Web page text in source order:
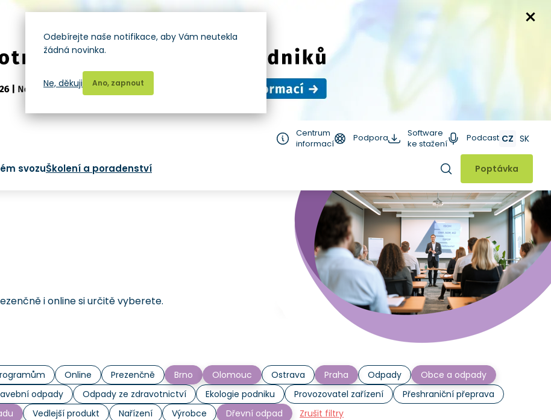
Centrum
informací
Podpora
Software
ke stažení
Podcast CZ SK
svozuŠkolení a poradenství Hledat
Poptávka
i online si určitě vyberete.
Online Prezenčně Brno Olomouc Ostrava Praha Odpady
Obce a odpady
odpady Odpady ze zdravotnictví Ekologie podniku Provozovatel zařízení
Přeshraniční přeprava
Vedlejší produkt Nařízení Výrobce Dřevní odpad Zrušit filtry
Odebírejte naše notifikace, aby Vám neutekla
žádná novinka.
Ano, zapnout
Ne, děkuji